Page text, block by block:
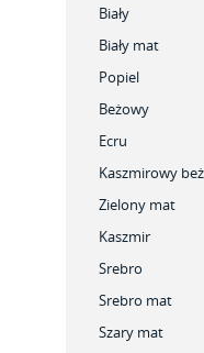
Biały
Biały mat
Popiel
Beżowy
Ecru
Kaszmirowy beż
Zielony mat
Kaszmir
Srebro
Srebro mat
Szary mat